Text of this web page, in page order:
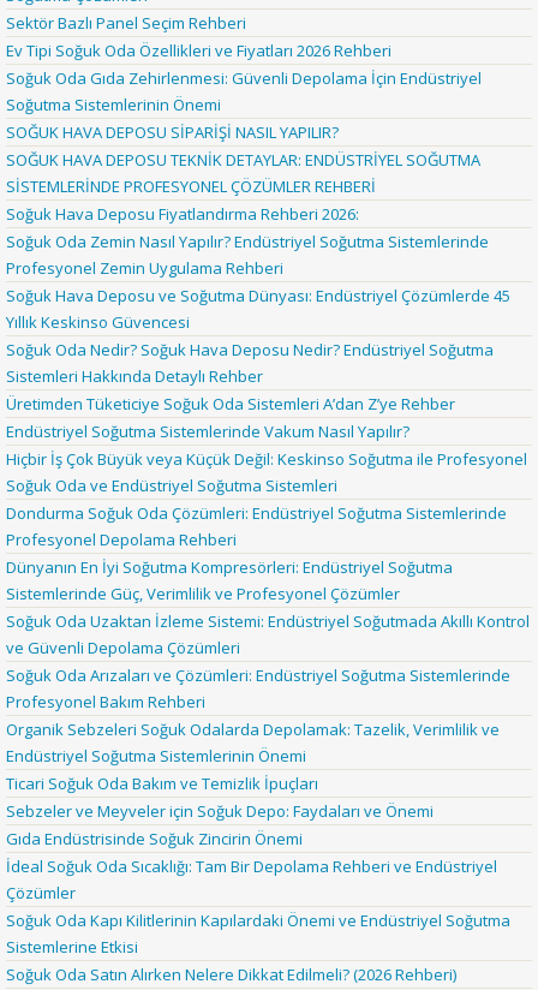
Sektör Bazlı Panel Seçim Rehberi
Ev Tipi Soğuk Oda Özellikleri ve Fiyatları 2026 Rehberi
Soğuk Oda Gıda Zehirlenmesi: Güvenli Depolama İçin Endüstriyel
Soğutma Sistemlerinin Önemi
SOĞUK HAVA DEPOSU SİPARİŞİ NASIL YAPILIR?
SOĞUK HAVA DEPOSU TEKNİK DETAYLAR: ENDÜSTRİYEL SOĞUTMA
SİSTEMLERİNDE PROFESYONEL ÇÖZÜMLER REHBERİ
Soğuk Hava Deposu Fiyatlandırma Rehberi 2026:
Soğuk Oda Zemin Nasıl Yapılır? Endüstriyel Soğutma Sistemlerinde
Profesyonel Zemin Uygulama Rehberi
Soğuk Hava Deposu ve Soğutma Dünyası: Endüstriyel Çözümlerde 45
Yıllık Keskinso Güvencesi
Soğuk Oda Nedir? Soğuk Hava Deposu Nedir? Endüstriyel Soğutma
Sistemleri Hakkında Detaylı Rehber
Üretimden Tüketiciye Soğuk Oda Sistemleri A’dan Z’ye Rehber
Endüstriyel Soğutma Sistemlerinde Vakum Nasıl Yapılır?
Hiçbir İş Çok Büyük veya Küçük Değil: Keskinso Soğutma ile Profesyonel
Soğuk Oda ve Endüstriyel Soğutma Sistemleri
Dondurma Soğuk Oda Çözümleri: Endüstriyel Soğutma Sistemlerinde
Profesyonel Depolama Rehberi
Dünyanın En İyi Soğutma Kompresörleri: Endüstriyel Soğutma
Sistemlerinde Güç, Verimlilik ve Profesyonel Çözümler
Soğuk Oda Uzaktan İzleme Sistemi: Endüstriyel Soğutmada Akıllı Kontrol
ve Güvenli Depolama Çözümleri
Soğuk Oda Arızaları ve Çözümleri: Endüstriyel Soğutma Sistemlerinde
Profesyonel Bakım Rehberi
Organik Sebzeleri Soğuk Odalarda Depolamak: Tazelik, Verimlilik ve
Endüstriyel Soğutma Sistemlerinin Önemi
Ticari Soğuk Oda Bakım ve Temizlik İpuçları
Sebzeler ve Meyveler için Soğuk Depo: Faydaları ve Önemi
Gıda Endüstrisinde Soğuk Zincirin Önemi
İdeal Soğuk Oda Sıcaklığı: Tam Bir Depolama Rehberi ve Endüstriyel
Çözümler
Soğuk Oda Kapı Kilitlerinin Kapılardaki Önemi ve Endüstriyel Soğutma
Sistemlerine Etkisi
Soğuk Oda Satın Alırken Nelere Dikkat Edilmeli? (2026 Rehberi)